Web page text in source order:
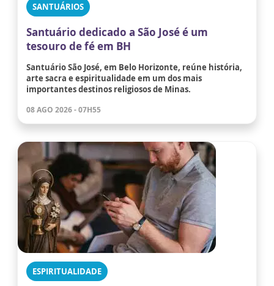
SANTUÁRIOS
Santuário dedicado a São José é um
tesouro de fé em BH
Santuário São José, em Belo Horizonte, reúne história,
arte sacra e espiritualidade em um dos mais
importantes destinos religiosos de Minas.
08 AGO 2026 - 07H55
ESPIRITUALIDADE